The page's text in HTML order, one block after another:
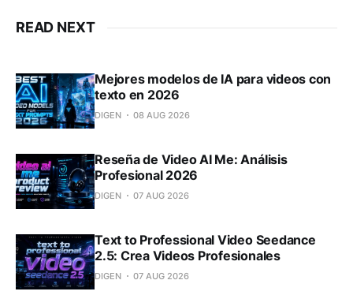
READ NEXT
Mejores modelos de IA para videos con
texto en 2026
DIGEN 08 AUG 2026
Reseña de Video AI Me: Análisis
Profesional 2026
DIGEN 07 AUG 2026
Text to Professional Video Seedance
2.5: Crea Videos Profesionales
DIGEN 07 AUG 2026